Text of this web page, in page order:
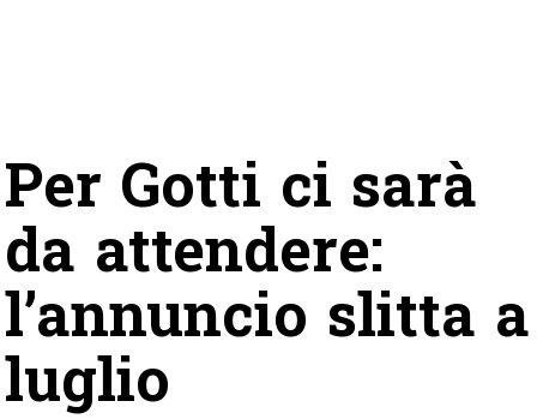
Per Gotti ci sarà
da attendere:
l’annuncio slitta a
luglio